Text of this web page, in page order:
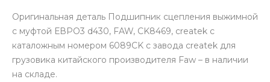
Оригинальная деталь Подшипник сцепления выжимной
с муфтой ЕВРО3 d430, FAW, CK8469, createk с
каталожным номером 6089CK с завода createk для
грузовика китайского производителя Faw – в наличии
на складе.